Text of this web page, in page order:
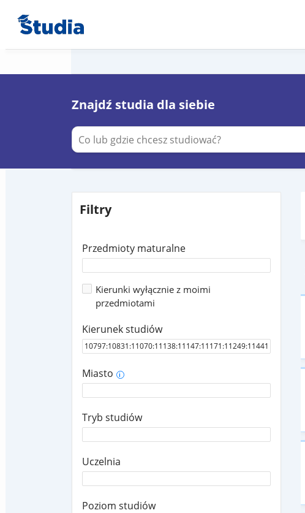
Znajdź studia dla siebie
Filtry
Przedmioty maturalne
Kierunki wyłącznie z moimi
przedmiotami
Kierunek studiów
Miasto i
Tryb studiów
Uczelnia
Poziom studiów